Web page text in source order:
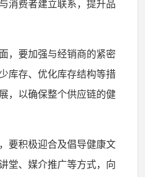
消费者建立联系，提升品
，要加强与经销商的紧密
库存、优化库存结构等措
，以确保整个供应链的健
要积极迎合及倡导健康文
堂、媒介推广等方式，向